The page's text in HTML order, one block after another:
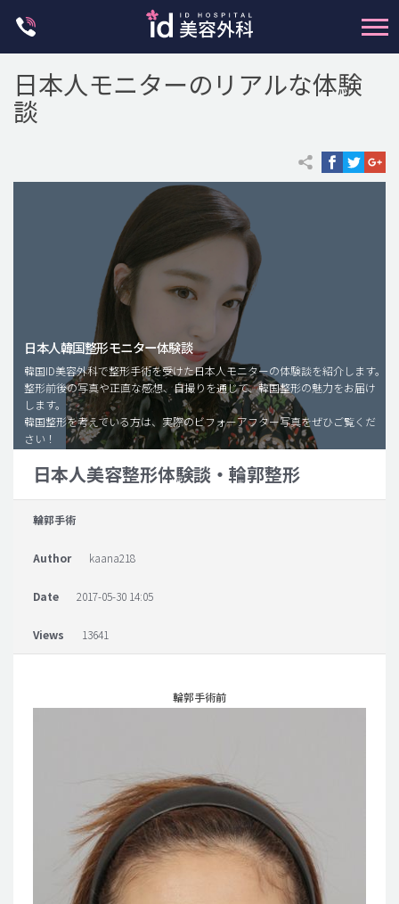
脂肪注入(アンチエイジング)
豊胸手術・バストアップ
プチ整形
脂肪吸引 (大容量)
idニュース
病院紹介
ご相談のお問い合わせ
日本人モニターのリアルな体験
談
日本人韓国整形モニター体験談
韓国ID美容外科で整形手術を受けた日本人モニターの体験談を紹介します。
整形前後の写真や正直な感想、自撮りを通じて、韓国整形の魅力をお届け
します。
韓国整形を考えている方は、実際のビフォーアフター写真をぜひご覧くだ
さい！
日本人美容整形体験談・輪郭整形
輪郭手術
Author kaana218
Date 2017-05-30 14:05
Views 13641
輪郭手術前